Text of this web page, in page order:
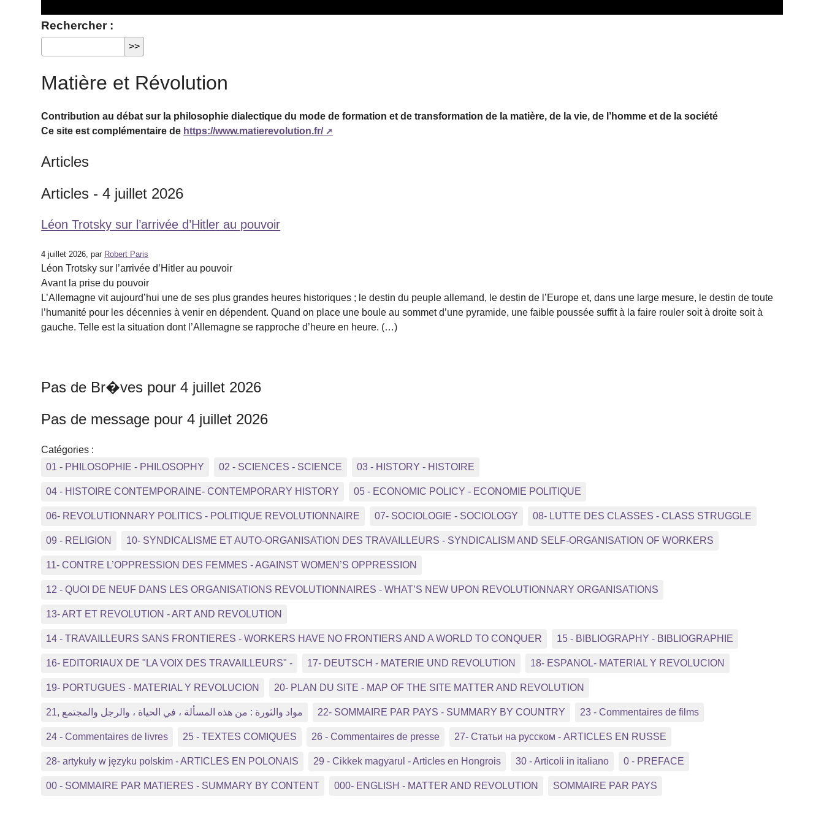
Rechercher :
Matière et Révolution
Contribution au débat sur la philosophie dialectique du mode de formation et de transformation de la matière, de la vie, de l’homme et de la société
Ce site est complémentaire de https://www.matierevolution.fr/
Articles
Articles - 4 juillet 2026
Léon Trotsky sur l’arrivée d’Hitler au pouvoir
4 juillet 2026, par Robert Paris
Léon Trotsky sur l’arrivée d’Hitler au pouvoir
Avant la prise du pouvoir
L’Allemagne vit aujourd’hui une de ses plus grandes heures historiques ; le destin du peuple allemand, le destin de l’Europe et, dans une large mesure, le destin de toute
l’humanité pour les décennies à venir en dépendent. Quand on place une boule au sommet d’une pyramide, une faible poussée suffit à la faire rouler soit à droite soit à
gauche. Telle est la situation dont l’Allemagne se rapproche d’heure en heure. (…)
Pas de Br�ves pour 4 juillet 2026
Pas de message pour 4 juillet 2026
Catégories :
01 - PHILOSOPHIE - PHILOSOPHY
02 - SCIENCES - SCIENCE 03 - HISTORY - HISTOIRE
04 - HISTOIRE CONTEMPORAINE- CONTEMPORARY HISTORY 05 - ECONOMIC POLICY - ECONOMIE POLITIQUE
06- REVOLUTIONNARY POLITICS - POLITIQUE REVOLUTIONNAIRE 07- SOCIOLOGIE - SOCIOLOGY 08- LUTTE DES CLASSES - CLASS STRUGGLE
09 - RELIGION 10- SYNDICALISME ET AUTO-ORGANISATION DES TRAVAILLEURS - SYNDICALISM AND SELF-ORGANISATION OF WORKERS
11- CONTRE L’OPPRESSION DES FEMMES - AGAINST WOMEN’S OPPRESSION
12 - QUOI DE NEUF DANS LES ORGANISATIONS REVOLUTIONNAIRES - WHAT’S NEW UPON REVOLUTIONNARY ORGANISATIONS
13- ART ET REVOLUTION - ART AND REVOLUTION
14 - TRAVAILLEURS SANS FRONTIERES - WORKERS HAVE NO FRONTIERS AND A WORLD TO CONQUER 15 - BIBLIOGRAPHY - BIBLIOGRAPHIE
16- EDITORIAUX DE "LA VOIX DES TRAVAILLEURS" - 17- DEUTSCH - MATERIE UND REVOLUTION 18- ESPANOL- MATERIAL Y REVOLUCION
19- PORTUGUES - MATERIAL Y REVOLUCION 20- PLAN DU SITE - MAP OF THE SITE MATTER AND REVOLUTION
21, مواد والثورة : من هذه المسألة ، في الحياة ، والرجل والمجتمع 22- SOMMAIRE PAR PAYS - SUMMARY BY COUNTRY 23 - Commentaires de films
24 - Commentaires de livres 25 - TEXTES COMIQUES 26 - Commentaires de presse 27- Статьи на русском - ARTICLES EN RUSSE
28- artykuły w języku polskim - ARTICLES EN POLONAIS 29 - Cikkek magyarul - Articles en Hongrois 30 - Articoli in italiano 0 - PREFACE
00 - SOMMAIRE PAR MATIERES - SUMMARY BY CONTENT 000- ENGLISH - MATTER AND REVOLUTION SOMMAIRE PAR PAYS